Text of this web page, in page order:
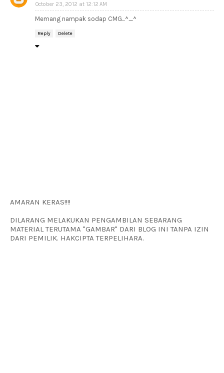
October 23, 2012 at 12:12 AM
Memang nampak sodap CMG...^_^
Reply Delete
AMARAN KERAS!!!!
DILARANG MELAKUKAN PENGAMBILAN SEBARANG
MATERIAL TERUTAMA "GAMBAR" DARI BLOG INI TANPA IZIN
DARI PEMILIK. HAKCIPTA TERPELIHARA.